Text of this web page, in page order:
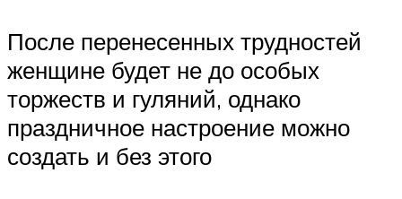
После перенесенных трудностей
женщине будет не до особых
торжеств и гуляний, однако
праздничное настроение можно
создать и без этого